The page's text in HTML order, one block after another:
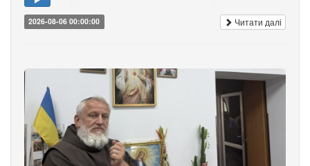
2026-08-06 00:00:00 Читати далі